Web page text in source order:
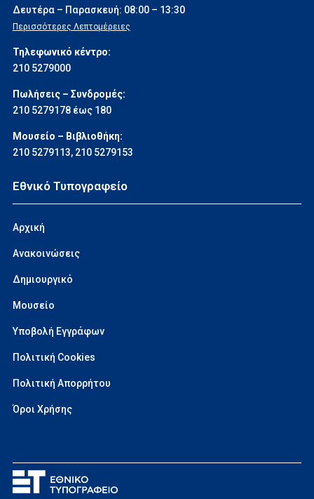
Δευτέρα – Παρασκευή: 08:00 – 13:30
Περισσότερες Λεπτομέρειες
Τηλεφωνικό κέντρο:
210 5279000
Πωλήσεις – Συνδρομές:
210 5279178 έως 180
Μουσείο – Βιβλιοθήκη:
210 5279113, 210 5279153
Εθνικό Τυπογραφείο
Αρχική
Ανακοινώσεις
Δημιουργικό
Μουσείο
Υποβολή Εγγράφων
Πολιτική Cookies
Πολιτική Απορρήτου
Όροι Χρήσης